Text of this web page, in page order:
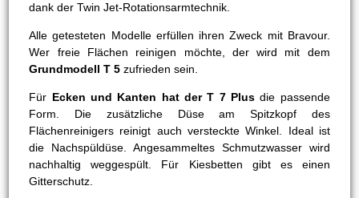
dank der Twin Jet-Rotationsarmtechnik.
Alle getesteten Modelle erfüllen ihren Zweck mit Bravour.
Wer freie Flächen reinigen möchte, der wird mit dem
Grundmodell T 5 zufrieden sein.
Für Ecken und Kanten hat der T 7 Plus die passende
Form. Die zusätzliche Düse am Spitzkopf des
Flächenreinigers reinigt auch versteckte Winkel. Ideal ist
die Nachspüldüse. Angesammeltes Schmutzwasser wird
nachhaltig weggespült. Für Kiesbetten gibt es einen
Gitterschutz.